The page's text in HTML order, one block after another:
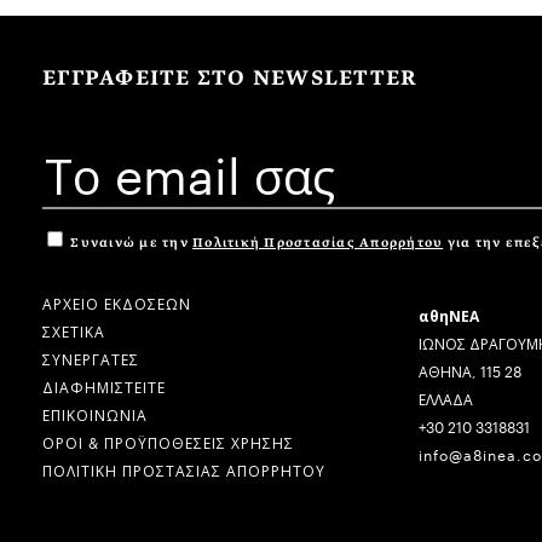
ΕΓΓΡΑΦΕΙΤΕ ΣΤΟ NEWSLETTER
Συναινώ με την Πολιτική Προστασίας Απορρήτου για την
ΑΡΧΕΙΟ ΕΚΔΟΣΕΩΝ
ΣΧΕΤΙΚΑ
ΣΥΝΕΡΓΑΤΕΣ
ΔΙΑΦΗΜΙΣΤΕΙΤΕ
ΕΠΙΚΟΙΝΩΝΙΑ
ΟΡΟΙ & ΠΡΟΫΠΟΘΕΣΕΙΣ ΧΡΗΣΗΣ
ΠΟΛΙΤΙΚΗ ΠΡΟΣΤΑΣΙΑΣ ΑΠΟΡΡΗΤΟΥ
αθηΝΕΑ
ΙΩΝΟΣ
ΑΘΗΝΑ, 115 28
ΕΛΛΑΔΑ
+30 210 3318831